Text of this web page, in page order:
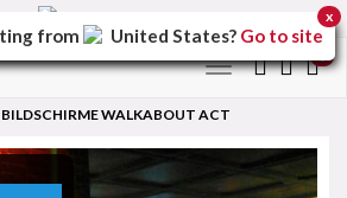
Version der Website
Toggle
BILDSCHIRME WALKABOUT ACT
from United States? Go to site
x